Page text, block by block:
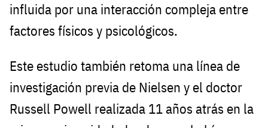
influida por una interacción compleja entre
factores físicos y psicológicos.
Este estudio también retoma una línea de
investigación previa de Nielsen y el doctor
Russell Powell realizada 11 años atrás en la